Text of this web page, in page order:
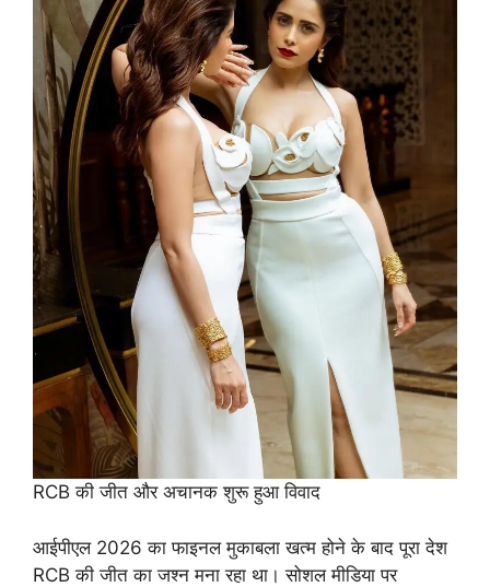
RCB की जीत और अचानक शुरू हुआ विवाद
आईपीएल 2026 का फाइनल मुकाबला खत्म होने के बाद पूरा देश
RCB की जीत का जश्न मना रहा था। सोशल मीडिया पर